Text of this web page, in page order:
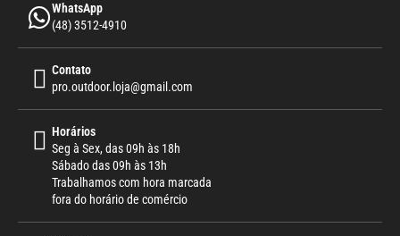
WhatsApp
(48) 3512-4910
Contato
pro.outdoor.loja@gmail.com
Horários
Seg à Sex, das 09h às 18h
Sábado das 09h às 13h
Trabalhamos com hora marcada
fora do horário de comércio